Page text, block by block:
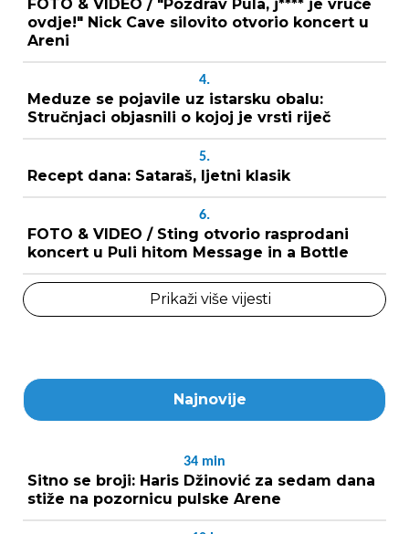
FOTO & VIDEO / "Pozdrav Pula, j**** je vruće
ovdje!" Nick Cave silovito otvorio koncert u
Areni
4.
Meduze se pojavile uz istarsku obalu:
Stručnjaci objasnili o kojoj je vrsti riječ
5.
Recept dana: Sataraš, ljetni klasik
6.
FOTO & VIDEO / Sting otvorio rasprodani
koncert u Puli hitom Message in a Bottle
Prikaži više vijesti
Najnovije
34 min
Sitno se broji: Haris Džinović za sedam dana
stiže na pozornicu pulske Arene